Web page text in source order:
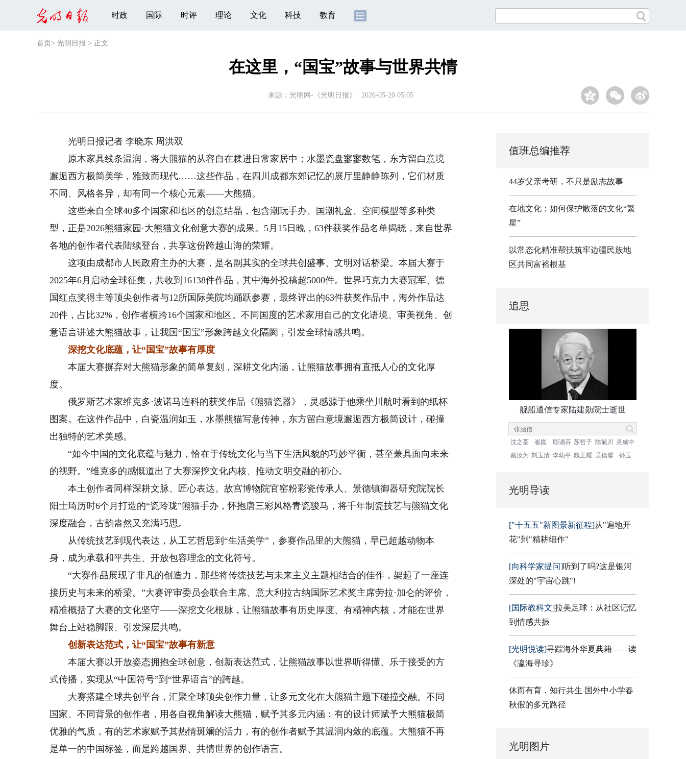
时政 国际 时评 理论 文化 科技 教育
首页 > 光明日报 > 正文
在这里，“国宝”故事与世界共情
来源： 光明网-《光明日报》 2026-05-20 05:05
光明日报记者 李晓东 周洪双
原木家具线条温润，将大熊猫的从容自在糅进日常家居中；水墨瓷盘寥寥数笔，东方留白意境
邂逅西方极简美学，雅致而现代……这些作品，在四川成都东郊记忆的展厅里静静陈列，它们材质
不同、风格各异，却有同一个核心元素——大熊猫。
这些来自全球40多个国家和地区的创意结晶，包含潮玩手办、国潮礼盒、空间模型等多种类
型，正是2026熊猫家园·大熊猫文化创意大赛的成果。5月15日晚，63件获奖作品名单揭晓，来自世界
各地的创作者代表陆续登台，共享这份跨越山海的荣耀。
这项由成都市人民政府主办的大赛，是名副其实的全球共创盛事、文明对话桥梁。本届大赛于
2025年6月启动全球征集，共收到16138件作品，其中海外投稿超5000件。世界巧克力大赛冠军、德
国红点奖得主等顶尖创作者与12所国际美院均踊跃参赛，最终评出的63件获奖作品中，海外作品达
20件，占比32%，创作者横跨16个国家和地区。不同国度的艺术家用自己的文化语境、审美视角、创
意语言讲述大熊猫故事，让我国“国宝”形象跨越文化隔阂，引发全球情感共鸣。
深挖文化底蕴，让“国宝”故事有厚度
本届大赛摒弃对大熊猫形象的简单复刻，深耕文化内涵，让熊猫故事拥有直抵人心的文化厚
度。
俄罗斯艺术家维克多·波诺马连科的获奖作品《熊猫瓷器》，灵感源于他乘坐川航时看到的纸杯
图案。在这件作品中，白瓷温润如玉，水墨熊猫写意传神，东方留白意境邂逅西方极简设计，碰撞
出独特的艺术美感。
“如今中国的文化底蕴与魅力，恰在于传统文化与当下生活风貌的巧妙平衡，甚至兼具面向未来
的视野。”维克多的感慨道出了大赛深挖文化内核、推动文明交融的初心。
本土创作者同样深耕文脉、匠心表达。故宫博物院官窑粉彩瓷传承人、景德镇御器研究院院长
阳士琦历时6个月打造的“瓷玲珑”熊猫手办，怀抱唐三彩风格青瓷骏马，将千年制瓷技艺与熊猫文化
深度融合，古韵盎然又充满巧思。
从传统技艺到现代表达，从工艺哲思到“生活美学”，参赛作品里的大熊猫，早已超越动物本
身，成为承载和平共生、开放包容理念的文化符号。
“大赛作品展现了非凡的创造力，那些将传统技艺与未来主义主题相结合的佳作，架起了一座连
接历史与未来的桥梁。”大赛评审委员会联合主席、意大利拉古纳国际艺术奖主席劳拉·加仑的评价，
精准概括了大赛的文化坚守——深挖文化根脉，让熊猫故事有历史厚度、有精神内核，才能在世界
舞台上站稳脚跟、引发深层共鸣。
创新表达范式，让“国宝”故事有新意
本届大赛以开放姿态拥抱全球创意，创新表达范式，让熊猫故事以世界听得懂、乐于接受的方
式传播，实现从“中国符号”到“世界语言”的跨越。
大赛搭建全球共创平台，汇聚全球顶尖创作力量，让多元文化在大熊猫主题下碰撞交融。不同
国家、不同背景的创作者，用各自视角解读大熊猫，赋予其多元内涵：有的设计师赋予大熊猫极简
优雅的气质，有的艺术家赋予其热情斑斓的活力，有的创作者赋予其温润内敛的底蕴。大熊猫不再
是单一的中国标签，而是跨越国界、共情世界的创作语言。
值班总编推荐
44岁父亲考研，不只是励志故事
在地文化：如何保护散落的文化“繁
星”
以常态化精准帮扶筑牢边疆民族地
区共同富裕根基
追思
舰船通信专家陆建勋院士逝世
沈之荃 崔崑 顾诵芬 苏哲子 陈毓川
吴咸中
戴汝为 刘玉清 李幼平 魏正耀 吴德馨 孙玉
光明导读
["十五五"新图景新征程]从"遍地开
花"到"精耕细作"
[向科学家提问]听到了吗?这是银河
深处的"宇宙心跳"!
[国际教科文]拉美足球：从社区记忆
到情感共振
[光明悦读]寻踪海外华夏典籍——读
《瀛海寻珍》
休而有育，知行共生 国外中小学春
秋假的多元路径
光明图片